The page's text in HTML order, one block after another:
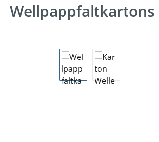
Wellpappfaltkartons
Skip image gallery